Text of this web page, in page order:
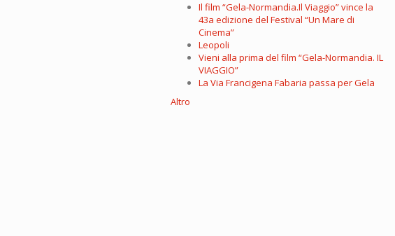
Il film “Gela-Normandia.Il Viaggio” vince la
43a edizione del Festival “Un Mare di
Cinema”
Leopoli
Vieni alla prima del film “Gela-Normandia. IL
VIAGGIO”
La Via Francigena Fabaria passa per Gela
Altro